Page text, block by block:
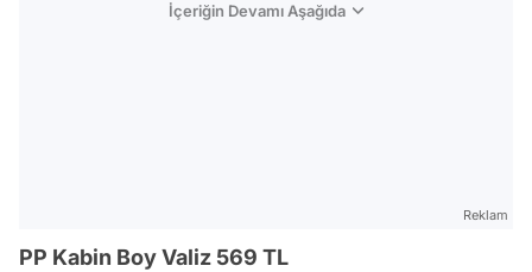
İçeriğin Devamı Aşağıda
Reklam
PP Kabin Boy Valiz 569 TL